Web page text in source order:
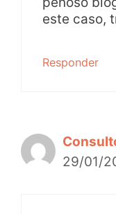
este caso,
Responder
29/01/